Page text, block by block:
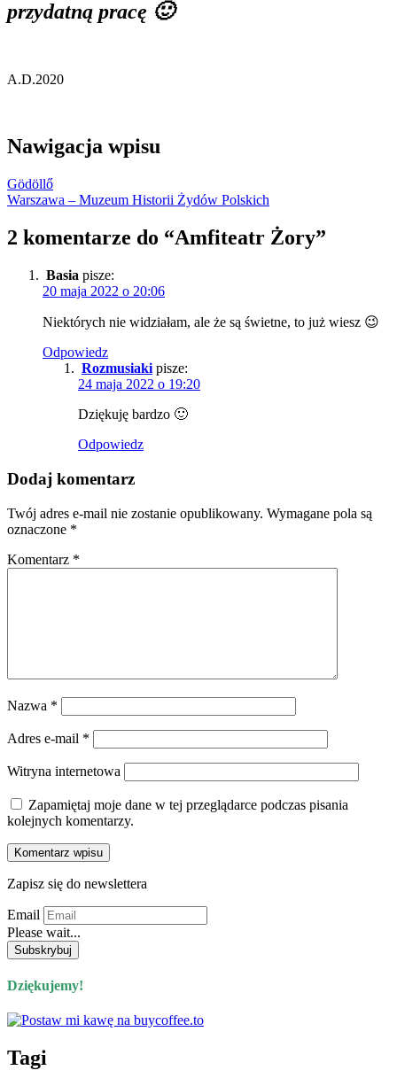
przydatną pracę 🙂
A.D.2020
Nawigacja wpisu
Gödöllő
Warszawa – Muzeum Historii Żydów Polskich
2 komentarze do “Amfiteatr Żory”
Basia pisze:
20 maja 2022 o 20:06
Niektórych nie widziałam, ale że są świetne, to już wiesz 😉
Odpowiedz
Rozmusiaki pisze:
24 maja 2022 o 19:20
Dziękuję bardzo 🙂
Odpowiedz
Dodaj komentarz
Twój adres e-mail nie zostanie opublikowany. Wymagane pola są
oznaczone *
Komentarz *
Nazwa *
Adres e-mail *
Witryna internetowa
Zapamiętaj moje dane w tej przeglądarce podczas pisania
kolejnych komentarzy.
Zapisz się do newslettera
Email
Please wait...
Dziękujemy!
Tagi